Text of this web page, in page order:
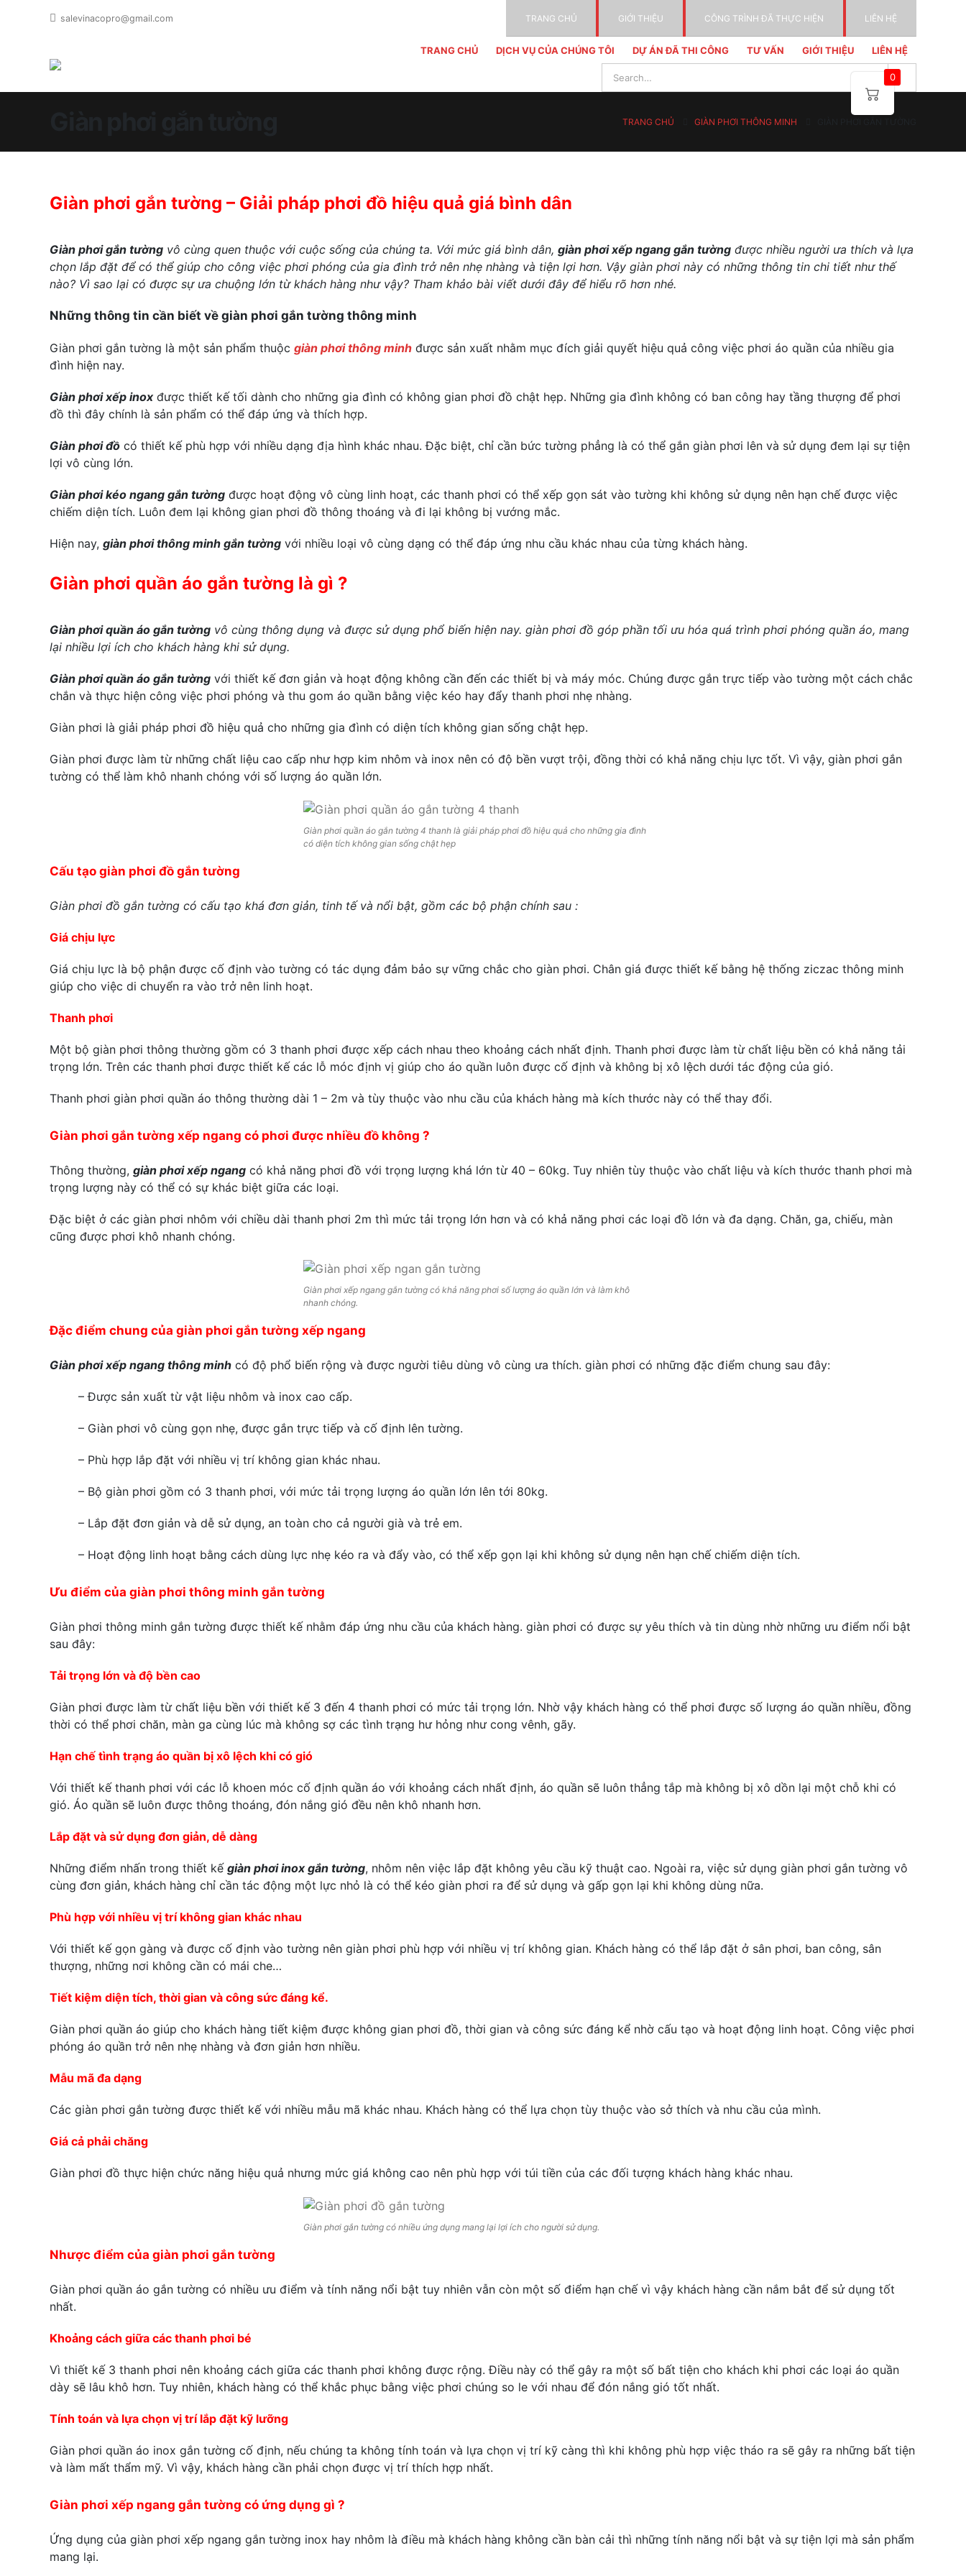
salevinacopro@gmail.com TRANG CHỦ GIỚI THIỆU CÔNG TRÌNH ĐÃ THỰC HIỆN LIÊN HỆ
TRANG CHỦ DỊCH VỤ CỦA CHÚNG TÔI DỰ ÁN ĐÃ THI CÔNG TƯ VẤN GIỚI THIỆU LIÊN HỆ
TRANG CHỦ GIÀN PHƠI THÔNG MINH
Giàn phơi gắn tường – Giải pháp phơi đồ hiệu quả giá bình dân
Giàn phơi gắn tường vô cùng quen thuộc với cuộc sống của chúng ta. Với mức giá bình dân, giàn phơi xếp ngang gắn tường được nhiều người ưa thích và lựa
chọn lắp đặt để có thể giúp cho công việc phơi phóng của gia đình trở nên nhẹ nhàng và tiện lợi hơn. Vậy giàn phơi này có những thông tin chi tiết như thế
nào? Vì sao lại có được sự ưa chuộng lớn từ khách hàng như vậy? Tham khảo bài viết dưới đây để hiểu rõ hơn nhé.
Những thông tin cần biết về giàn phơi gắn tường thông minh
Giàn phơi gắn tường là một sản phẩm thuộc giàn phơi thông minh được sản xuất nhằm mục đích giải quyết hiệu quả công việc phơi áo quần của nhiều gia
đình hiện nay.
Giàn phơi xếp inoxđược thiết kế tối dành cho những gia đình có không gian phơi đồ chật hẹp. Những gia đình không có ban công hay tầng thượng để phơi
đồ thì đây chính là sản phẩm có thể đáp ứng và thích hợp.
Giàn phơi đồ có thiết kế phù hợp với nhiều dạng địa hình khác nhau. Đặc biệt, chỉ cần bức tường phẳng là có thể gắn giàn phơi lên và sử dụng đem lại sự tiện
lợi vô cùng lớn.
Giàn phơi kéo ngang gắn tường được hoạt động vô cùng linh hoạt, các thanh phơi có thể xếp gọn sát vào tường khi không sử dụng nên hạn chế được việc
chiếm diện tích. Luôn đem lại không gian phơi đồ thông thoáng và đi lại không bị vướng mắc.
Hiện nay, giàn phơi thông minh gắn tường với nhiều loại vô cùng dạng có thể đáp ứng nhu cầu khác nhau của từng khách hàng.
Giàn phơi quần áo gắn tường là gì ?
Giàn phơi quần áo gắn tường vô cùng thông dụng và được sử dụng phổ biến hiện nay. giàn phơi đồ góp phần tối ưu hóa quá trình phơi phóng quần áo, mang
lại nhiều lợi ích cho khách hàng khi sử dụng.
Giàn phơi quần áo gắn tường với thiết kế đơn giản và hoạt động không cần đến các thiết bị và máy móc. Chúng được gắn trực tiếp vào tường một cách chắc
chắn và thực hiện công việc phơi phóng và thu gom áo quần bằng việc kéo hay đẩy thanh phơi nhẹ nhàng.
Giàn phơi là giải pháp phơi đồ hiệu quả cho những gia đình có diện tích không gian sống chật hẹp.
Giàn phơi được làm từ những chất liệu cao cấp như hợp kim nhôm và inox nên có độ bền vượt trội, đồng thời có khả năng chịu lực tốt. Vì vậy, giàn phơi gắn
tường có thể làm khô nhanh chóng với số lượng áo quần lớn.
Giàn phơi quần áo gắn tường 4 thanh là giải pháp phơi đồ hiệu quả cho những gia đình
có diện tích không gian sống chật hẹp
Cấu tạo giàn phơi đồ gắn tường
Giàn phơi đồ gắn tường có cấu tạo khá đơn giản, tinh tế và nổi bật, gồm các bộ phận chính sau :
Giá chịu lực
Giá chịu lực là bộ phận được cố định vào tường có tác dụng đảm bảo sự vững chắc cho giàn phơi. Chân giá được thiết kế bằng hệ thống ziczac thông minh
giúp cho việc di chuyển ra vào trở nên linh hoạt.
Thanh phơi
Một bộ giàn phơi thông thường gồm có 3 thanh phơi được xếp cách nhau theo khoảng cách nhất định. Thanh phơi được làm từ chất liệu bền có khả năng tải
trọng lớn. Trên các thanh phơi được thiết kế các lỗ móc định vị giúp cho áo quần luôn được cố định và không bị xô lệch dưới tác động của gió.
Thanh phơi giàn phơi quần áo thông thường dài 1 – 2m và tùy thuộc vào nhu cầu của khách hàng mà kích thước này có thể thay đổi.
Giàn phơi gắn tường xếp ngang có phơi được nhiều đồ không ?
Thông thường, giàn phơi xếp ngang có khả năng phơi đồ với trọng lượng khá lớn từ 40 – 60kg. Tuy nhiên tùy thuộc vào chất liệu và kích thước thanh phơi mà
trọng lượng này có thể có sự khác biệt giữa các loại.
Đặc biệt ở các giàn phơi nhôm với chiều dài thanh phơi 2m thì mức tải trọng lớn hơn và có khả năng phơi các loại đồ lớn và đa dạng. Chăn, ga, chiếu, màn
cũng được phơi khô nhanh chóng.
Giàn phơi xếp ngang gắn tường có khả năng phơi số lượng áo quần lớn và làm khô
nhanh chóng.
Đặc điểm chung của giàn phơi gắn tường xếp ngang
Giàn phơi xếp ngang thông minh có độ phổ biến rộng và được người tiêu dùng vô cùng ưa thích. giàn phơi có những đặc điểm chung sau đây:
– Được sản xuất từ vật liệu nhôm và inox cao cấp.
– Giàn phơi vô cùng gọn nhẹ, được gắn trực tiếp và cố định lên tường.
– Phù hợp lắp đặt với nhiều vị trí không gian khác nhau.
– Bộ giàn phơi gồm có 3 thanh phơi, với mức tải trọng lượng áo quần lớn lên tới 80kg.
– Lắp đặt đơn giản và dễ sử dụng, an toàn cho cả người già và trẻ em.
– Hoạt động linh hoạt bằng cách dùng lực nhẹ kéo ra và đẩy vào, có thể xếp gọn lại khi không sử dụng nên hạn chế chiếm diện tích.
Ưu điểm của giàn phơi thông minh gắn tường
Giàn phơi thông minh gắn tường được thiết kế nhằm đáp ứng nhu cầu của khách hàng. giàn phơi có được sự yêu thích và tin dùng nhờ những ưu điểm nổi bật
sau đây:
Tải trọng lớn và độ bền cao
Giàn phơi được làm từ chất liệu bền với thiết kế 3 đến 4 thanh phơi có mức tải trọng lớn. Nhờ vậy khách hàng có thể phơi được số lượng áo quần nhiều, đồng
thời có thể phơi chăn, màn ga cùng lúc mà không sợ các tình trạng hư hỏng như cong vênh, gãy.
Hạn chế tình trạng áo quần bị xô lệch khi có gió
Với thiết kế thanh phơi với các lỗ khoen móc cố định quần áo với khoảng cách nhất định, áo quần sẽ luôn thẳng tắp mà không bị xô dồn lại một chỗ khi có
gió. Áo quần sẽ luôn được thông thoáng, đón nắng gió đều nên khô nhanh hơn.
Lắp đặt và sử dụng đơn giản, dễ dàng
Những điểm nhấn trong thiết kế giàn phơi inox gắn tường, nhôm nên việc lắp đặt không yêu cầu kỹ thuật cao. Ngoài ra, việc sử dụng giàn phơi gắn tường vô
cùng đơn giản, khách hàng chỉ cần tác động một lực nhỏ là có thể kéo giàn phơi ra để sử dụng và gấp gọn lại khi không dùng nữa.
Phù hợp với nhiều vị trí không gian khác nhau
Với thiết kế gọn gàng và được cố định vào tường nên giàn phơi phù hợp với nhiều vị trí không gian. Khách hàng có thể lắp đặt ở sân phơi, ban công, sân
thượng, những nơi không cần có mái che…
Tiết kiệm diện tích, thời gian và công sức đáng kể.
Giàn phơi quần áo giúp cho khách hàng tiết kiệm được không gian phơi đồ, thời gian và công sức đáng kể nhờ cấu tạo và hoạt động linh hoạt. Công việc phơi
phóng áo quần trở nên nhẹ nhàng và đơn giản hơn nhiều.
Mẫu mã đa dạng
Các giàn phơi gắn tường được thiết kế với nhiều mẫu mã khác nhau. Khách hàng có thể lựa chọn tùy thuộc vào sở thích và nhu cầu của mình.
Giá cả phải chăng
Giàn phơi đồ thực hiện chức năng hiệu quả nhưng mức giá không cao nên phù hợp với túi tiền của các đối tượng khách hàng khác nhau.
Giàn phơi gắn tường có nhiều ứng dụng mang lại lợi ích cho người sử dụng.
Nhược điểm của giàn phơi gắn tường
Giàn phơi quần áo gắn tường có nhiều ưu điểm và tính năng nổi bật tuy nhiên vẫn còn một số điểm hạn chế vì vậy khách hàng cần nắm bắt để sử dụng tốt
nhất.
Khoảng cách giữa các thanh phơi bé
Vì thiết kế 3 thanh phơi nên khoảng cách giữa các thanh phơi không được rộng. Điều này có thể gây ra một số bất tiện cho khách khi phơi các loại áo quần
dày sẽ lâu khô hơn. Tuy nhiên, khách hàng có thể khắc phục bằng việc phơi chúng so le với nhau để đón nắng gió tốt nhất.
Tính toán và lựa chọn vị trí lắp đặt kỹ lưỡng
Giàn phơi quần áo inox gắn tường cố định, nếu chúng ta không tính toán và lựa chọn vị trí kỹ càng thì khi không phù hợp việc tháo ra sẽ gây ra những bất tiện
và làm mất thẩm mỹ. Vì vậy, khách hàng cần phải chọn được vị trí thích hợp nhất.
Giàn phơi xếp ngang gắn tường có ứng dụng gì ?
Ứng dụng của giàn phơi xếp ngang gắn tường inox hay nhôm là điều mà khách hàng không cần bàn cải thì những tính năng nổi bật và sự tiện lợi mà sản phẩm
mang lại.
0